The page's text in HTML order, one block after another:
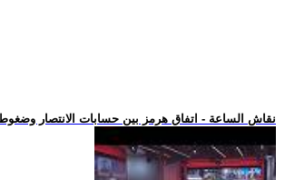
.. نقاش الساعة - اتفاق هرمز بين حسابات الانتصار